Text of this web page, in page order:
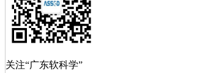
关注“广东软科学”